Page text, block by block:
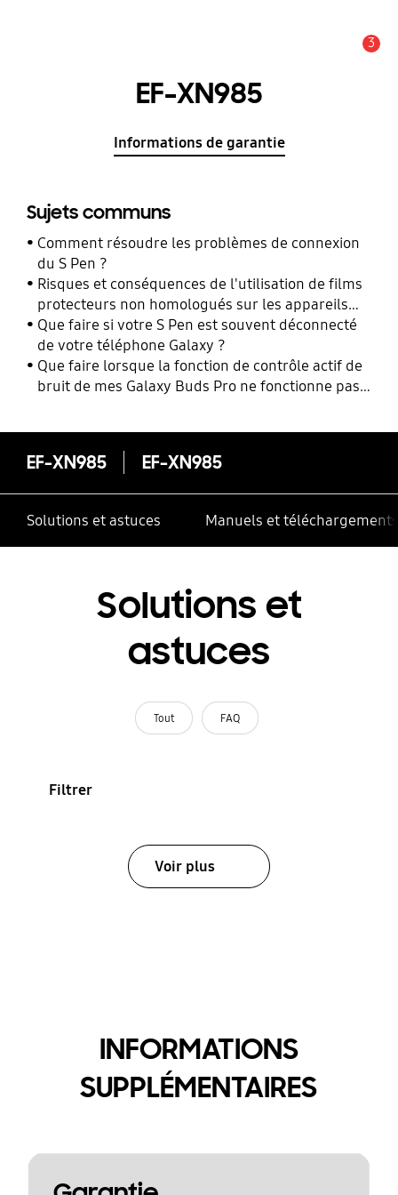
3
EF-XN985
Informations de garantie
Sujets communs
Comment résoudre les problèmes de connexion
du S Pen ?
Risques et conséquences de l'utilisation de films
protecteurs non homologués sur les appareils
mobiles Samsung Galaxy
Que faire si votre S Pen est souvent déconnecté
de votre téléphone Galaxy ?
Que faire lorsque la fonction de contrôle actif de
bruit de mes Galaxy Buds Pro ne fonctionne pas
EF-XN985 EF-XN985
Solutions et astuces Manuels et téléchargements
Solutions et
astuces
Tout FAQ
Filtrer
Voir plus
INFORMATIONS
SUPPLÉMENTAIRES